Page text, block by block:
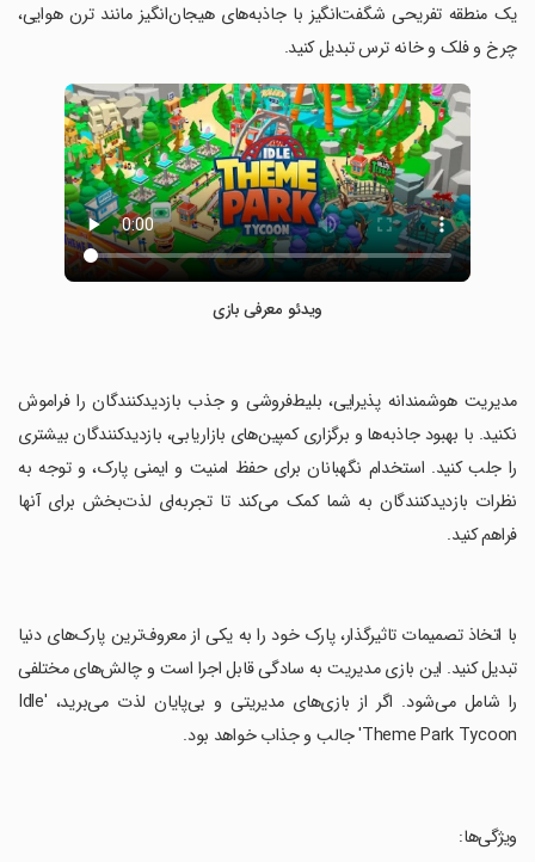
یک منطقه تفریحی شگفت‌انگیز با جاذبه‌های هیجان‌انگیز مانند ترن هوایی،
چرخ و فلک و خانه ترس تبدیل کنید.
ویدئو معرفی بازی
‏مدیریت هوشمندانه پذیرایی، بلیط‌فروشی و جذب بازدیدکنندگان را فراموش
نکنید. با بهبود جاذبه‌ها و برگزاری کمپین‌های بازاریابی، بازدیدکنندگان بیشتری
را جلب کنید. استخدام نگهبانان برای حفظ امنیت و ایمنی پارک، و توجه به
نظرات بازدیدکنندگان به شما کمک می‌کند تا تجربه‌ای لذت‌بخش برای آنها
فراهم کنید.
‏با اتخاذ تصمیمات تاثیرگذار، پارک خود را به یکی از معروف‌ترین پارک‌های دنیا
تبدیل کنید. این بازی مدیریت به سادگی قابل اجرا است و چالش‌های مختلفی
را شامل می‌شود. اگر از بازی‌های مدیریتی و بی‌پایان لذت می‌برید، 'Idle
Theme Park Tycoon' جالب و جذاب خواهد بود.
‏ویژگی‌ها: